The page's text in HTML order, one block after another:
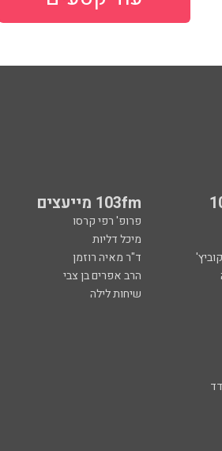
103fm מייעצים
פרופ' רפי קרסו
מיכל דליות
ד"ר מאיה רוזמן
הרב אפרים בן צבי
שיחות לילה